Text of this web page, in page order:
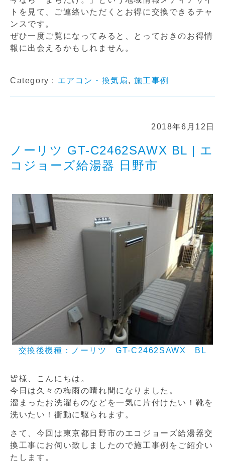
トを見て、ご連絡いただくとお得に交換できるチャ
ンスです。
ぜひ一度ご覧になってみると、とっておきのお得情
報に出会えるかもしれません。
Category : エアコン・換気扇, 施工事例
2018年6月12日
ノーリツ GT-C2462SAWX BL | エ
コジョーズ給湯器 日野市
交換後機種：ノーリツ GT-C2462SAWX BL
皆様、こんにちは。
今日は久々の梅雨の晴れ間になりました。
溜まったお洗濯ものなどを一気に片付けたい！靴を
洗いたい！衝動に駆られます。
さて、今回は東京都日野市のエコジョーズ給湯器交
換工事にお伺い致しましたので施工事例をご紹介い
たします。